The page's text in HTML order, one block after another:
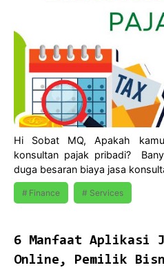
Hi Sobat MQ, Apakah
konsultan pajak pribadi?
duga besaran biaya jasa
Finance Services
6 Manfaat Aplikasi
Online, Pemilik